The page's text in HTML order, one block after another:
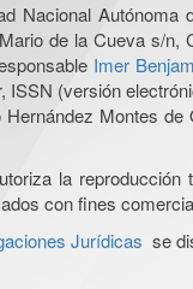
Nacional Autónoma
de la Cueva s/n,
Imer
(versión
Montes
la
con fines
Jurídicas se